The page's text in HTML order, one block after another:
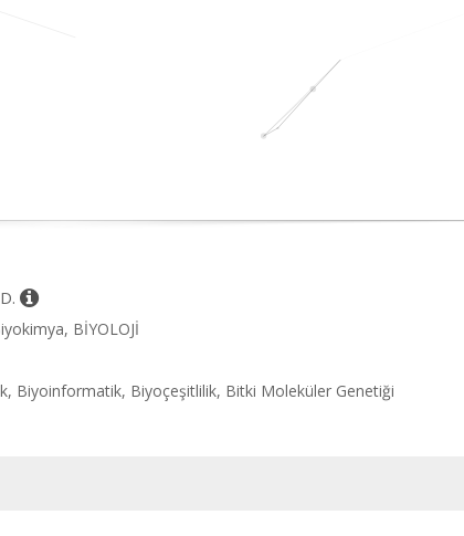
BİYOLOJİ
Biyoinformatik, Biyoçeşitlilik, Bitki Moleküler Genetiği